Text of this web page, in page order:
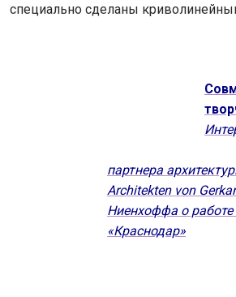
специально сделаны
партнера
Architekten von
Ниенхоффа о
«Краснодар»